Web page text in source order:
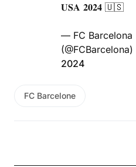
𝐔𝐒𝐀 𝟐𝟎𝟐𝟒 🇺🇸
— FC Barcelona
(@FCBarcelona)
2024
FC Barcelone